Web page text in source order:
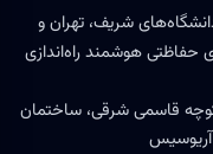
شریف، تهران و
حفاظتی هوشمند راه‌اندازی
کوچه قاسمی شرقی، ساختمان